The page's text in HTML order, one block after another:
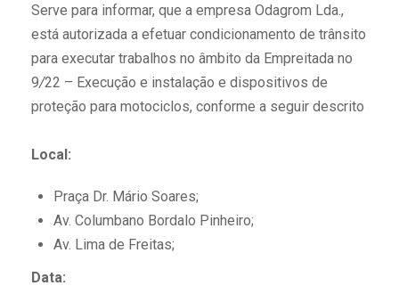
Serve para informar, que a empresa Odagrom Lda.,
está autorizada a efetuar condicionamento de trânsito
para executar trabalhos no âmbito da Empreitada no
9/22 – Execução e instalação e dispositivos de
proteção para motociclos, conforme a seguir descrito
Local:
Praça Dr. Mário Soares;
Av. Columbano Bordalo Pinheiro;
Av. Lima de Freitas;
Data: